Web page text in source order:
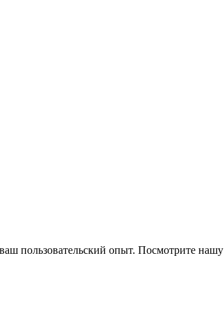
пользовательский опыт. Посмотрите нашу